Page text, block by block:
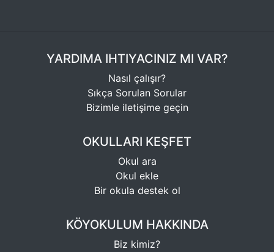
YARDIMA IHTIYACINIZ MI VAR?
Nasıl çalışır?
Sıkça Sorulan Sorular
Bizimle iletişime geçin
OKULLARI KEŞFET
Okul ara
Okul ekle
Bir okula destek ol
KÖYOKULUM HAKKINDA
Biz kimiz?